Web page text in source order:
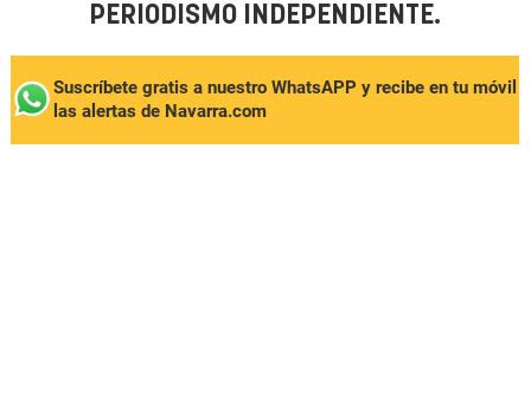
PERIODISMO INDEPENDIENTE.
Suscríbete gratis a nuestro WhatsAPP y recibe en tu móvil
las alertas de Navarra.com